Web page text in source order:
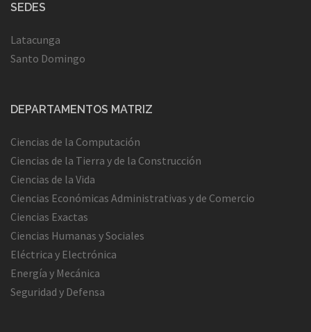
SEDES
Latacunga
Santo Domingo
DEPARTAMENTOS MATRIZ
Ciencias de la Computación
Ciencias de la Tierra y de la Construcción
Ciencias de la Vida
Ciencias Económicas Administrativas y de Comercio
Ciencias Exactas
Ciencias Humanas y Sociales
Eléctrica y Electrónica
Energía y Mecánica
Seguridad y Defensa